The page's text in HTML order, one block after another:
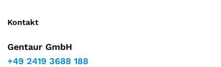
Kontakt
Gentaur GmbH
+49 2419 3688 188